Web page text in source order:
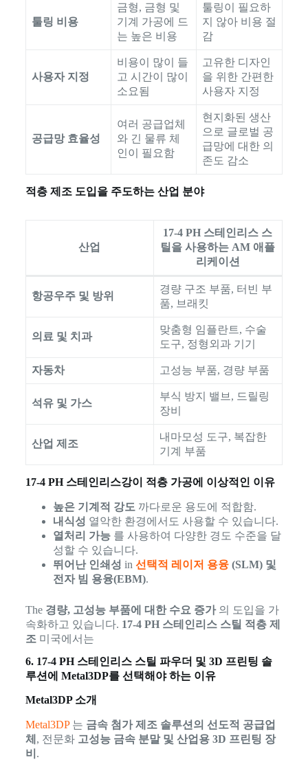
툴링 비용
금형, 금형 및
기계 가공에 드
는 높은 비용
툴링이 필요하
지 않아 비용 절
감
사용자 지정
비용이 많이 들
고 시간이 많이
소요됨
고유한 디자인
을 위한 간편한
사용자 지정
공급망 효율성
여러 공급업체
와 긴 물류 체
인이 필요함
현지화된 생산
으로 글로벌 공
급망에 대한 의
존도 감소
적층 제조 도입을 주도하는 산업 분야
산업
17-4 PH 스테인리스 스
틸을 사용하는 AM 애플
리케이션
항공우주 및 방위
경량 구조 부품, 터빈 부
품, 브래킷
의료 및 치과
맞춤형 임플란트, 수술
도구, 정형외과 기기
자동차 고성능 부품, 경량 부품
석유 및 가스
부식 방지 밸브, 드릴링
장비
산업 제조
내마모성 도구, 복잡한
기계 부품
17-4 PH 스테인리스강이 적층 가공에 이상적인 이유
높은 기계적 강도 까다로운 용도에 적합함.
내식성 열악한 환경에서도 사용할 수 있습니다.
열처리 가능를 사용하여 다양한 경도 수준을 달
성할 수 있습니다.
뛰어난 인쇄성 in 선택적 레이저 용융(SLM) 및
전자 빔 용융(EBM).
The 경량, 고성능 부품에 대한 수요 증가의 도입을 가
속화하고 있습니다. 17-4 PH 스테인리스 스틸 적층 제
조 미국에서는
6. 17-4 PH 스테인리스 스틸 파우더 및 3D 프린팅 솔
루션에 Metal3DP를 선택해야 하는 이유
Metal3DP 소개
Metal3DP는 금속 첨가 제조 솔루션의 선도적 공급업
체 , 전문화 고성능 금속 분말 및 산업용 3D 프린팅 장
비 .